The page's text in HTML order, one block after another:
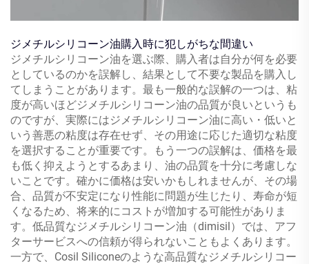
ジメチルシリコーン油購入時に犯しがちな間違い
ジメチルシリコーン油を選ぶ際、購入者は自分が何を必要
としているのかを誤解し、結果として不要な製品を購入し
てしまうことがあります。最も一般的な誤解の一つは、粘
度が高いほどジメチルシリコーン油の品質が良いというも
のですが、実際にはジメチルシリコーン油に高い・低いと
いう善悪の粘度は存在せず、その用途に応じた適切な粘度
を選択することが重要です。もう一つの誤解は、価格を最
も低く抑えようとするあまり、油の品質を十分に考慮しな
いことです。確かに価格は安いかもしれませんが、その場
合、品質が不安定になり性能に問題が生じたり、寿命が短
くなるため、将来的にコストが増加する可能性がありま
す。低品質なジメチルシリコーン油（dimisil）では、アフ
ターサービスへの信頼が得られないこともよくあります。
一方で、Cosil Siliconeのような高品質なジメチルシリコー